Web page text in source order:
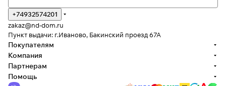
+74932574201
zakaz@nd-dom.ru
Пункт выдачи: г.Иваново, Бакинский проезд 67А
Покупателям
Компания
Партнерам
Помощь